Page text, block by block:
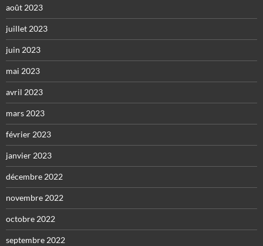
août 2023
juillet 2023
juin 2023
mai 2023
avril 2023
mars 2023
février 2023
janvier 2023
décembre 2022
novembre 2022
octobre 2022
septembre 2022